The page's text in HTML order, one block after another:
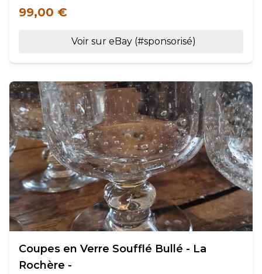
99,00 €
Voir sur eBay (#sponsorisé)
Coupes en Verre Soufflé Bullé - La
Rochère -